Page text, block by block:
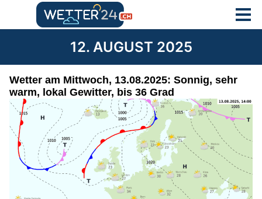
12. AUGUST 2025
Wetter am Mittwoch, 13.08.2025: Sonnig, sehr
warm, lokal Gewitter, bis 36 Grad